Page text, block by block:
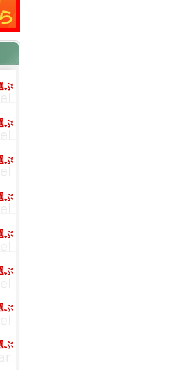
ぶ
ぶ
ぶ
ぶ
ぶ
ぶ
ぶ
ぶ